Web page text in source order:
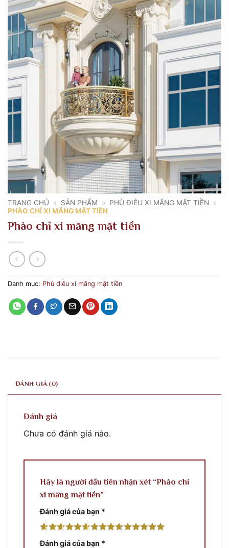
TRANG CHỦ » SẢN PHẨM » PHÙ ĐIÊU XI MĂNG MẶT TIỀN
»
PHÀO CHỈ XI MĂNG MẶT TIỀN
Phào chỉ xi măng mặt tiền
Danh mục: Phù điêu xi măng mặt tiền
ĐÁNH GIÁ (0)
Đánh giá
Chưa có đánh giá nào.
Hãy là người đầu tiên nhận xét “Phào chỉ
xi măng mặt tiền”
Đánh giá của bạn *
Đánh giá của bạn *